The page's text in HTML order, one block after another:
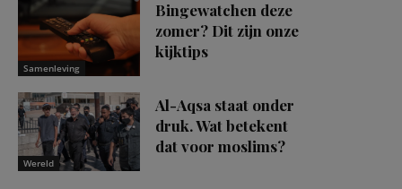
Samenleving
Bingewatchen deze
zomer? Dit zijn onze
kijktips
Wereld
Al-Aqsa staat onder
druk. Wat betekent
dat voor moslims?